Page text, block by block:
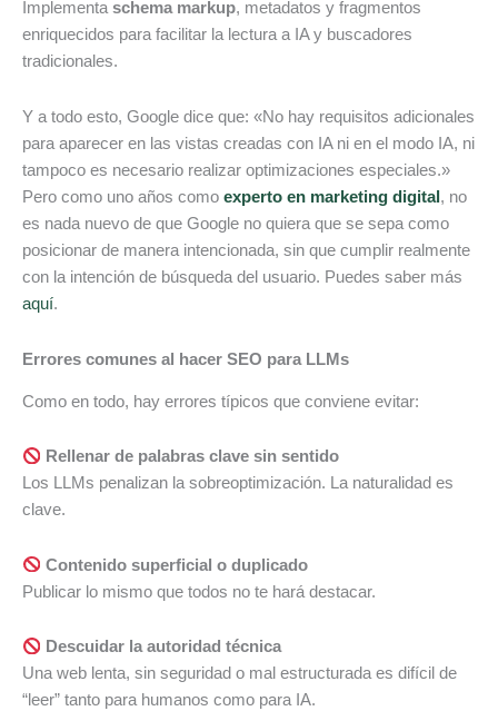
Implementaschema markup, metadatos y fragmentos
enriquecidos para facilitar la lectura a IA y buscadores
tradicionales.
Y a todo esto, Google dice que: «No hay requisitos adicionales
para aparecer en las vistas creadas con IA ni en el modo IA, ni
tampoco es necesario realizar optimizaciones especiales.»
Pero como uno años como experto en marketing digital , no
es nada nuevo de que Google no quiera que se sepa como
posicionar de manera intencionada, sin que cumplir realmente
con la intención de búsqueda del usuario. Puedes saber más
aquí.
Errores comunes al hacer SEO para LLMs
Como en todo, hay errores típicos que conviene evitar:
Rellenar de palabras clave sin sentido
Los LLMs penalizan la sobreoptimización. La naturalidad es
clave.
Contenido superficial o duplicado
Publicar lo mismo que todos no te hará destacar.
Descuidar la autoridad técnica
Una web lenta, sin seguridad o mal estructurada es difícil de
“leer” tanto para humanos como para IA.